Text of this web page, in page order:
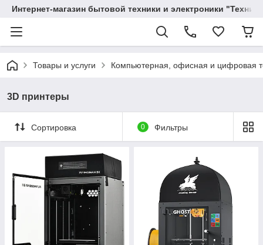
Интернет-магазин бытовой техники и электроники
Товары и услуги Компьютерная, офисная и цифровая
3D принтеры
Сортировка 0 Фильтры